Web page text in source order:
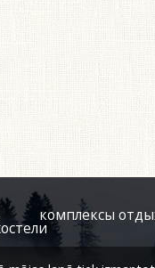
комплексы